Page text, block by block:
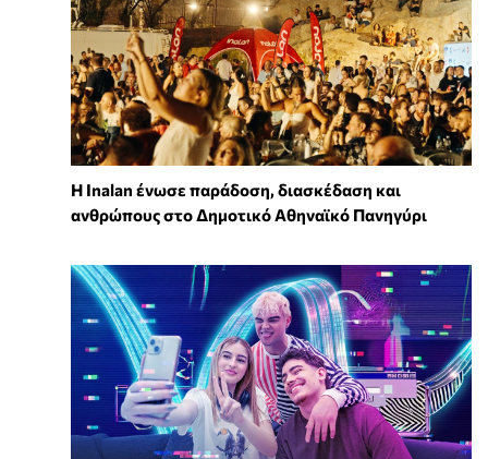
Η Inalan ένωσε παράδοση, διασκέδαση και
ανθρώπους στο Δημοτικό Αθηναϊκό Πανηγύρι